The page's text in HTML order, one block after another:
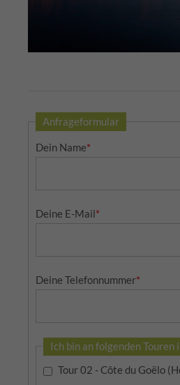
Anfrageformular
Dein Name*
Deine E-Mail*
Deine Telefonnummer*
Ich bin an folgenden
Tour 02 - Côte du Goëlo